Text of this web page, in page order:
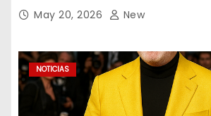
May 20, 2026 New
NOTICIAS